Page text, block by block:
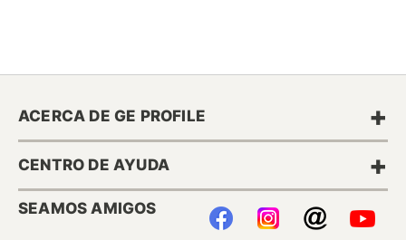
ACERCA DE GE PROFILE +
CENTRO DE AYUDA +
SEAMOS AMIGOS